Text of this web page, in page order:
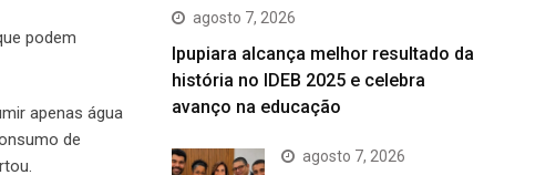
podem
apenas água
de
agosto 7, 2026
Ipupiara alcança melhor resultado da
história no IDEB 2025 e celebra
avanço na educação
agosto 7, 2026